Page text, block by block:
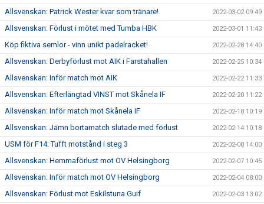
Allsvenskan: Patrick Wester kvar som tränare! 2022-03-02 09:49
Allsvenskan: Förlust i mötet med Tumba HBK 2022-03-01 11:43
Köp fiktiva semlor - vinn unikt padelracket! 2022-02-28 14:40
Allsvenskan: Derbyförlust mot AIK i Farstahallen 2022-02-25 10:34
Allsvenskan: Inför match mot AIK 2022-02-22 11:33
Allsvenskan: Efterlängtad VINST mot Skånela IF 2022-02-20 11:22
Allsvenskan: Inför match mot Skånela IF 2022-02-18 10:19
Allsvenskan: Jämn bortamatch slutade med förlust 2022-02-14 10:18
USM för F14: Tufft motstånd i steg 3 2022-02-08 14:00
Allsvenskan: Hemmaförlust mot OV Helsingborg 2022-02-07 10:45
Allsvenskan: Inför match mot OV Helsingborg 2022-02-04 08:00
Allsvenskan: Förlust mot Eskilstuna Guif 2022-02-03 13:02